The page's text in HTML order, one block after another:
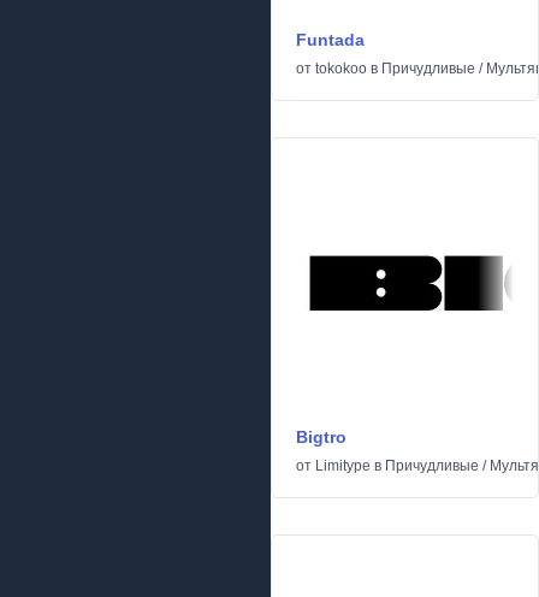
Funtada
от tokokoo в Причудливые /
Bigtro
от Limitype в Причудливые /